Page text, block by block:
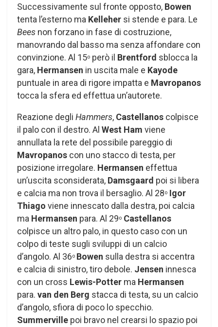
Successivamente sul fronte opposto, Bowen
tenta l’esterno ma Kelleher si stende e para. Le
Bees non forzano in fase di costruzione,
manovrando dal basso ma senza affondare con
convinzione. Al 15o però il Brentford sblocca la
gara, Hermansen in uscita male e Kayode
puntuale in area di rigore impatta e Mavropanos
tocca la sfera ed effettua un’autorete.
Reazione degli Hammers, Castellanos colpisce
il palo con il destro. Al West Ham viene
annullata la rete del possibile pareggio di
Mavropanos con uno stacco di testa, per
posizione irregolare. Hermansen effettua
un’uscita sconsiderata, Damsgaard poi si libera
e calcia ma non trova il bersaglio. Al 28o Igor
Thiago viene innescato dalla destra, poi calcia
ma Hermansen para. Al 29o Castellanos
colpisce un altro palo, in questo caso con un
colpo di teste sugli sviluppi di un calcio
d’angolo. Al 36o Bowen sulla destra si accentra
e calcia di sinistro, tiro debole. Jensen innesca
con un cross Lewis-Potter ma Hermansen
para. van den Berg stacca di testa, su un calcio
d’angolo, sfiora di poco lo specchio.
Summerville poi bravo nel crearsi lo spazio poi